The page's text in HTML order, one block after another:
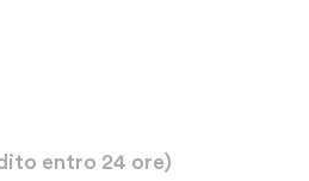
entro 24 ore)